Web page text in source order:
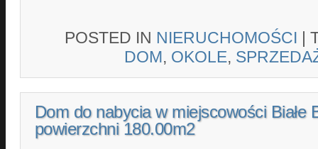
POSTED IN NIERUCHOMOŚCI |
DOM, OKOLE,
Dom do nabycia w miejscowości Białe
powierzchni 180.00m2